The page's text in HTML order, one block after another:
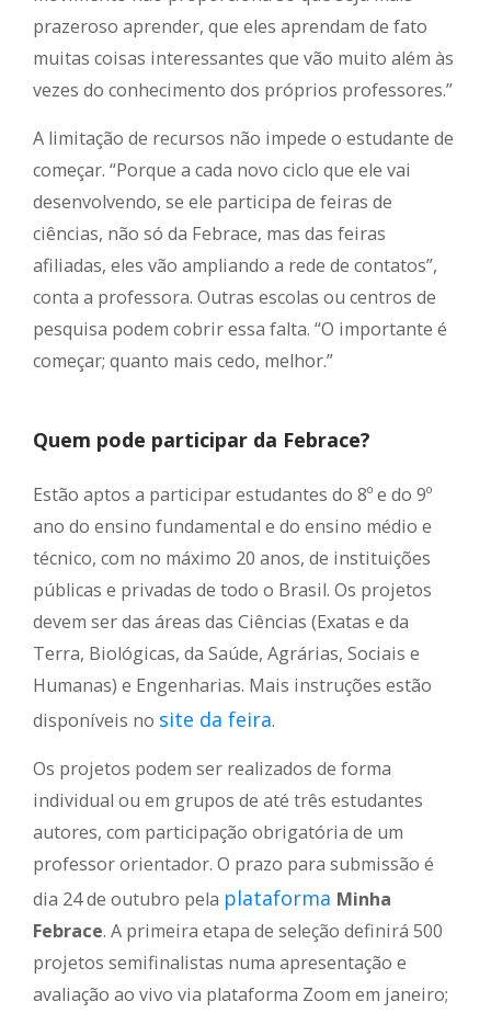
prazeroso aprender, que eles aprendam de fato
muitas coisas interessantes que vão muito além às
vezes do conhecimento dos próprios professores.”
A limitação de recursos não impede o estudante de
começar. “Porque a cada novo ciclo que ele vai
desenvolvendo, se ele participa de feiras de
ciências, não só da Febrace, mas das feiras
afiliadas, eles vão ampliando a rede de contatos”,
conta a professora. Outras escolas ou centros de
pesquisa podem cobrir essa falta. “O importante é
começar; quanto mais cedo, melhor.”
Quem pode participar da Febrace?
Estão aptos a participar estudantes do 8º e do 9º
ano do ensino fundamental e do ensino médio e
técnico, com no máximo 20 anos, de instituições
públicas e privadas de todo o Brasil. Os projetos
devem ser das áreas das Ciências (Exatas e da
Terra, Biológicas, da Saúde, Agrárias, Sociais e
Humanas) e Engenharias. Mais instruções estão
disponíveis no site da feira.
Os projetos podem ser realizados de forma
individual ou em grupos de até três estudantes
autores, com participação obrigatória de um
professor orientador. O prazo para submissão é
dia 24 de outubro pela plataforma Minha
Febrace. A primeira etapa de seleção definirá 500
projetos semifinalistas numa apresentação e
avaliação ao vivo via plataforma Zoom em janeiro;